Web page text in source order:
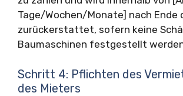
Tage/Wochen/Monate] nach Ende
zurückerstattet, sofern keine
Baumaschinen festgestellt
Schritt 4: Pflichten des
des Mieters